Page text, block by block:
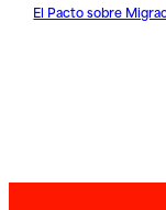
El Pacto sobre